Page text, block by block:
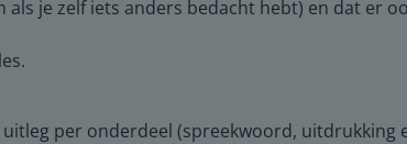
als je zelf iets anders bedacht hebt) en dat er
per onderdeel (spreekwoord, uitdrukking